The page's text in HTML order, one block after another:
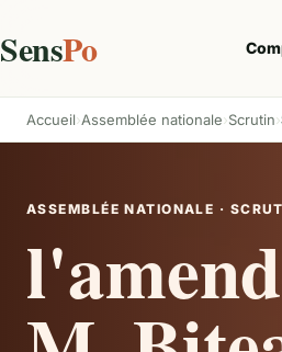
SensPo
Accueil Assemblée nationale Scrutin
ASSEMBLÉE NATIONALE ·